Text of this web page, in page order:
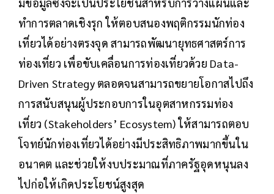
ทำการตลาดเชิงรุก ให้ตอบสนองพฤติกรรมนักท่อง
เที่ยวได้อย่างตรงจุด สามารถพัฒนายุทธศาสตร์การ
ท่องเที่ยว เพื่อขับเคลื่อนการท่องเที่ยวด้วย Data-
Driven Strategy ตลอดจนสามารถขยายโอกาสไปถึง
การสนับสนุนผู้ประกอบการในอุตสาหกรรมท่อง
เที่ยว (Stakeholders’ Ecosystem) ให้สามารถตอบ
โจทย์นักท่องเที่ยวได้อย่างมีประสิทธิภาพมากขึ้นใน
อนาคต และช่วยให้งบประมาณที่ภาครัฐอุดหนุนลง
ไปก่อให้เกิดประโยชน์สูงสุด